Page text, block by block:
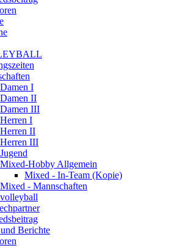
Damen I
Damen II
Damen III
Herren I
Herren II
Herren III
Jugend
Mixed-Hobby Allgemein
Mixed - In-Team (Kopie)
Mixed - Mannschaften
Berichte